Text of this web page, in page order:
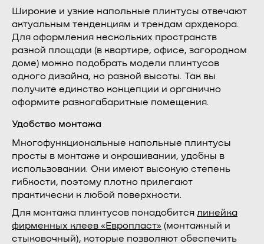
Широкие и узкие напольные плинтусы отвечают
актуальным тенденциям и трендам архдекора.
Для оформления нескольких пространств
разной площади (в квартире, офисе, загородном
доме) можно подобрать модели плинтусов
одного дизайна, но разной высоты. Так вы
получите единство концепции и органично
оформите разногабаритные помещения.
Удобство монтажа
Многофункциональные напольные плинтусы
просты в монтаже и окрашивании, удобны в
использовании. Они имеют высокую степень
гибкости, поэтому плотно прилегают
практически к любой поверхности.
Для монтажа плинтусов понадобится линейка
фирменных клеев «Европласт» (монтажный и
стыковочный), которые позволяют обеспечить